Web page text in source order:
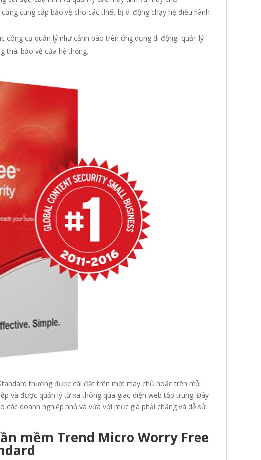
cũng cung cấp bảo vệ cho các thiết bị di động chạy hệ điều hành
công cụ quản lý như cảnh báo trên ứng dụng di động, quản lý
thái bảo vệ của hệ thống.
thường được cài đặt trên một máy chủ hoặc trên mỗi
và được quản lý từ xa thông qua giao diện web tập trung. Đây
các doanh nghiệp nhỏ và vừa với mức giá phải chăng và dễ sử
mềm Trend Micro Worry Free